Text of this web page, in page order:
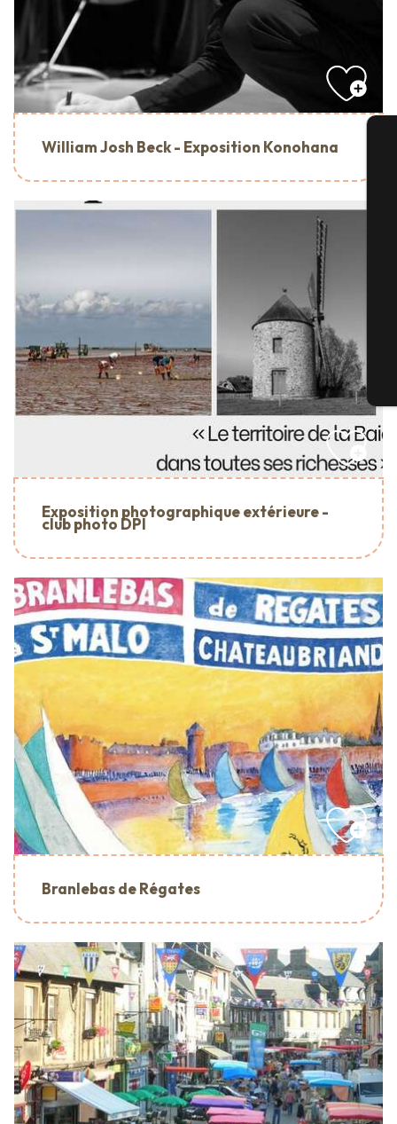
William Josh Beck - Exposition Konohana
Exposition photographique extérieure -
club photo DPI
Branlebas de Régates